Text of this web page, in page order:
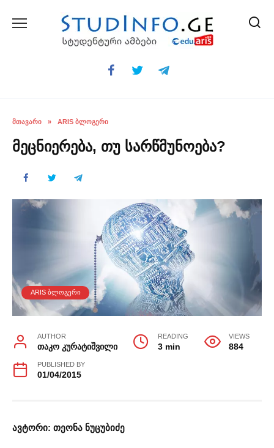
ᲛᲗᲐᲕᲐᲠᲘ » ARIS ᲑᲚᲝᲒᲔᲠᲘ
მეცნიერება, თუ სარწმუნოება?
ARIS ᲑᲚᲝᲒᲔᲠᲘ
AUTHOR
თაკო კურატიშვილი
READING
3 min
VIEWS
884
PUBLISHED BY
01/04/2015
ავტორი: თეონა ნუცუბიძე